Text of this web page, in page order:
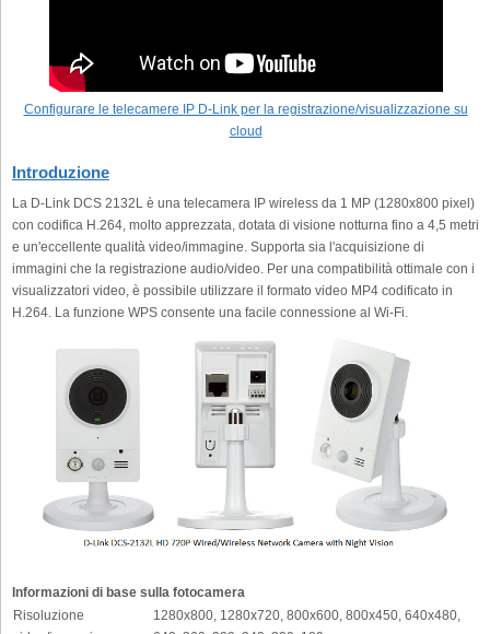
Configurare le telecamere IP D-Link per la registrazione/visualizzazione su
cloud
Introduzione
La D-Link DCS 2132L è una telecamera IP wireless da 1 MP (1280x800 pixel)
con codifica H.264, molto apprezzata, dotata di visione notturna fino a 4,5 metri
e un'eccellente qualità video/immagine. Supporta sia l'acquisizione di
immagini che la registrazione audio/video. Per una compatibilità ottimale con i
visualizzatori video, è possibile utilizzare il formato video MP4 codificato in
H.264. La funzione WPS consente una facile connessione al Wi-Fi.
Informazioni di base sulla fotocamera
Risoluzione
1280x800, 1280x720, 800x600, 800x450, 640x480,